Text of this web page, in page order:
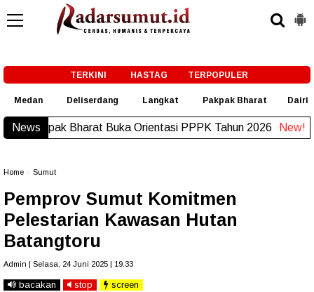
TERKINI HASTAG TERPOPULER
Medan Deliserdang Langkat Pakpak Bharat Dairi
News
Home Sumut
Pemprov Sumut Komitmen
Pelestarian Kawasan Hutan
Batangtoru
Admin | Selasa, 24 Juni 2025 | 19.33
bacakan stop screen